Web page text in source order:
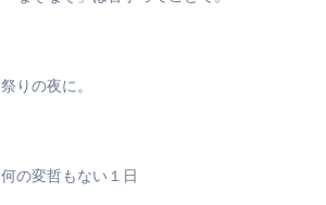
祭りの夜に。
何の変哲もない１日